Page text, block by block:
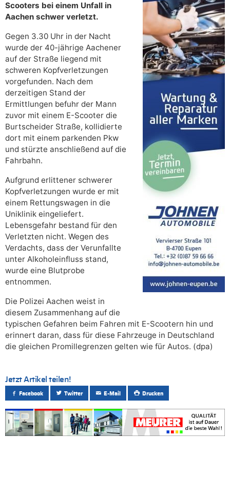
Scooters bei einem Unfall in
Aachen schwer verletzt.
Gegen 3.30 Uhr in der Nacht
wurde der 40-jährige Aachener
auf der Straße liegend mit
schweren Kopfverletzungen
vorgefunden. Nach dem
derzeitigen Stand der
Ermittlungen befuhr der Mann
zuvor mit einem E-Scooter die
Burtscheider Straße, kollidierte
dort mit einem parkenden Pkw
und stürzte anschließend auf die
Fahrbahn.
Aufgrund erlittener schwerer
Kopfverletzungen wurde er mit
einem Rettungswagen in die
Uniklinik eingeliefert.
Lebensgefahr bestand für den
Verletzten nicht. Wegen des
Verdachts, dass der Verunfallte
unter Alkoholeinfluss stand,
wurde eine Blutprobe
entnommen.
Die Polizei Aachen weist in
diesem Zusammenhang auf die
typischen Gefahren beim Fahren mit E-Scootern hin und
erinnert daran, dass für diese Fahrzeuge in Deutschland
die gleichen Promillegrenzen gelten wie für Autos. (dpa)
Jetzt Artikel teilen!
Facebook Twitter E-Mail Drucken